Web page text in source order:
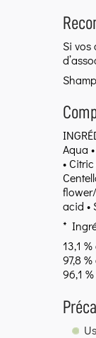
Si vos
Aqua
•
acid •
*
13,1
97,8
96,1